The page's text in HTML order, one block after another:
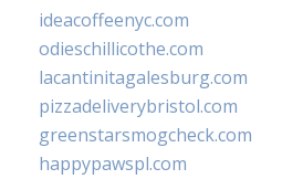
ideacoffeenyc.com
odieschillicothe.com
lacantinitagalesburg.com
pizzadeliverybristol.com
greenstarsmogcheck.com
happypawspl.com